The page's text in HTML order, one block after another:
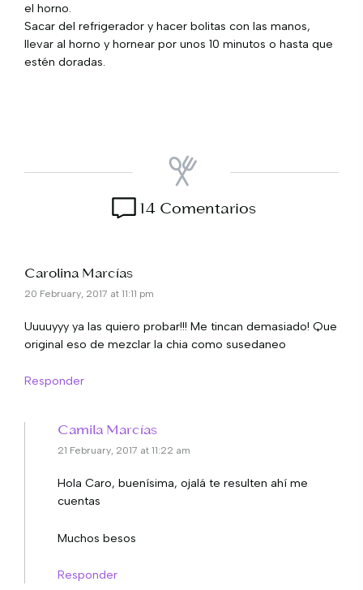
el horno.
Sacar del refrigerador y hacer bolitas con las manos,
llevar al horno y hornear por unos 10 minutos o hasta que
estén doradas.
14 Comentarios
Carolina Marcías
20 February, 2017 at 11:11 pm
Uuuuyyy ya las quiero probar!!! Me tincan demasiado! Que
original eso de mezclar la chia como susedaneo
Responder
Camila Marcías
21 February, 2017 at 11:22 am
Hola Caro, buenísima, ojalá te resulten ahí me
cuentas
Muchos besos
Responder